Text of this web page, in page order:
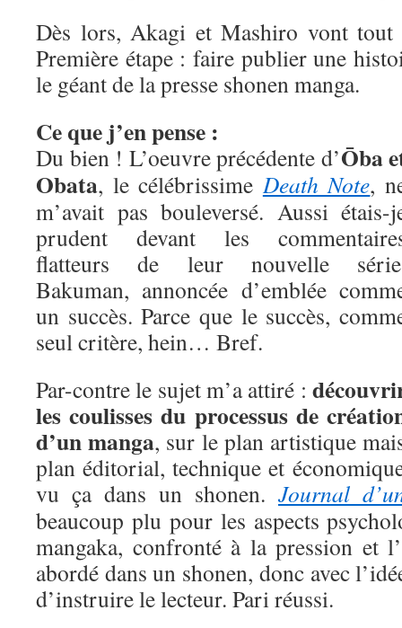
Dès lors, Akagi et Mashiro vont
Première étape : faire publier une
le géant de la presse shonen manga.
Ce que j’en pense :
Du bien ! L’oeuvre précédente d’Ōba
Obata, le célébrissimeDeath Note,
m’avait pas bouleversé. Aussi étais-
prudent devant les
flatteurs de leur nouvelle
Bakuman, annoncée d’emblée
un succès. Parce que le succès,
seul critère, hein… Bref.
Par-contre le sujet m’a attiré :
les coulisses du processus de
d’un manga, sur le plan artistique
plan éditorial, technique et
vu ça dans un shonen. Journal
beaucoup plu pour les aspects
mangaka, confronté à la pression et
abordé dans un shonen, donc avec
d’instruire le lecteur. Pari réussi.